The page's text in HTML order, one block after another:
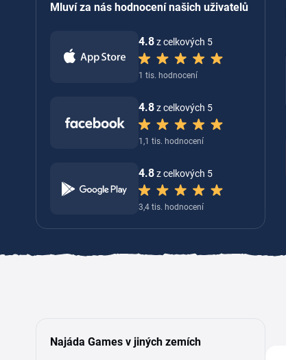
Mluví za nás hodnocení našich uživatelů
4.8z celkových 5
1 tis. hodnocení
4.8z celkových 5
1,1 tis. hodnocení
4.8z celkových 5
3,4 tis. hodnocení
Najáda Games v jiných zemích